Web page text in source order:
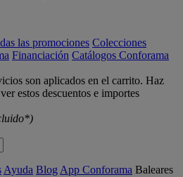
las promociones Colecciones
Financiación Catálogos Conforama
son aplicados en el carrito. Haz
estos descuentos e importes
Ayuda Blog App Conforama Baleares